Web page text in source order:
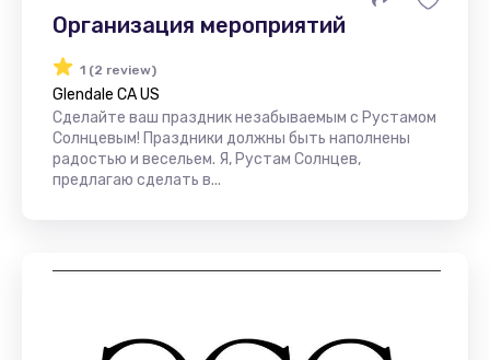
Организация мероприятий
1 (2 review)
Glendale CA US
Сделайте ваш праздник незабываемым с Рустамом
Солнцевым! Праздники должны быть наполнены
радостью и весельем. Я, Рустам Солнцев,
предлагаю сделать в...